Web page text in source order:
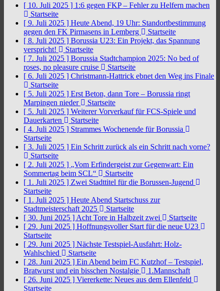
[ 10. Juli 2025 ] 1:6 gegen FKP – Fehler zu Helfern machen
Startseite
[ 9. Juli 2025 ] Heute Abend, 19 Uhr: Standortbestimmung
gegen den FK Pirmasens in Lemberg
Startseite
[ 8. Juli 2025 ] Borussia U23: Ein Projekt, das Spannung
verspricht!
Startseite
[ 7. Juli 2025 ] Borussia Stadtchampion 2025: No bed of
roses, no pleasure cruise
Startseite
[ 6. Juli 2025 ] Christmann-Hattrick ebnet den Weg ins Finale
Startseite
[ 5. Juli 2025 ] Erst Beton, dann Tore – Borussia ringt
Marpingen nieder
Startseite
[ 5. Juli 2025 ] Weiterer Vorverkauf für FCS-Spiele und
Dauerkarten
Startseite
[ 4. Juli 2025 ] Strammes Wochenende für Borussia
Startseite
[ 3. Juli 2025 ] Ein Schritt zurück als ein Schritt nach vorne?
Startseite
[ 2. Juli 2025 ] „Vom Erfindergeist zur Gegenwart: Ein
Sommertag beim SCL“
Startseite
[ 1. Juli 2025 ] Zwei Stadttitel für die Borussen-Jugend
Startseite
[ 1. Juli 2025 ] Heute Abend Startschuss zur
Stadtmeisterschaft 2025
Startseite
[ 30. Juni 2025 ] Acht Tore in Halbzeit zwei
Startseite
[ 29. Juni 2025 ] Hoffnungsvoller Start für die neue U23
Startseite
[ 29. Juni 2025 ] Nächste Testspiel-Ausfahrt: Holz-
Wahlschied
Startseite
[ 28. Juni 2025 ] Ein Abend beim FC Kutzhof – Testspiel,
Bratwurst und ein bisschen Nostalgie
1.Mannschaft
[ 26. Juni 2025 ] Viererkette: Neues aus dem Ellenfeld
Startseite